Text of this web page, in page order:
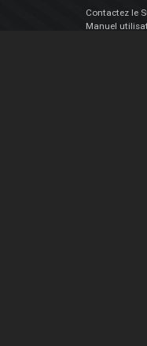
Contactez le
Manuel